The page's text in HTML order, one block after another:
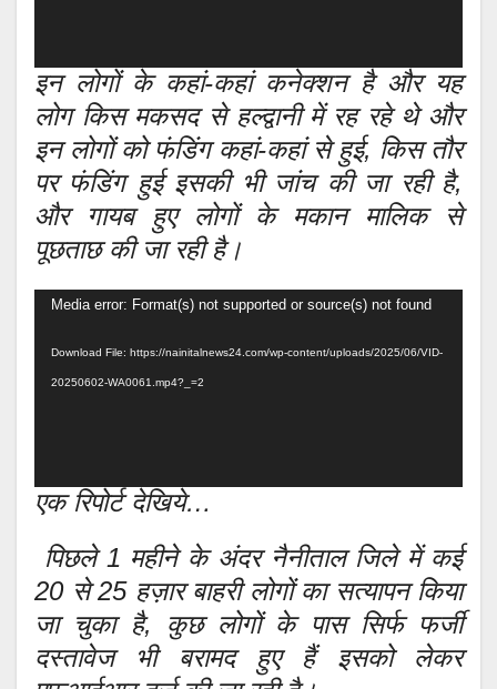
इन लोगों के कहां-कहां कनेक्शन है और यह
लोग किस मकसद से हल्द्वानी में रह रहे थे और
इन लोगों को फंडिंग कहां-कहां से हुई, किस तौर
पर फंडिंग हुई इसकी भी जांच की जा रही है,
और गायब हुए लोगों के मकान मालिक से
पूछताछ की जा रही है।
Video
Media error: Format(s) not supported or source(s) not found
Download File: https://nainitalnews24.com/wp-content/uploads/2025/06/VID-
20250602-WA0061.mp4?_=2
एक रिपोर्ट देखिये…
पिछले 1 महीने के अंदर नैनीताल जिले में कई
20 से 25 हज़ार बाहरी लोगों का सत्यापन किया
जा चुका है, कुछ लोगों के पास सिर्फ फर्जी
दस्तावेज भी बरामद हुए हैं इसको लेकर